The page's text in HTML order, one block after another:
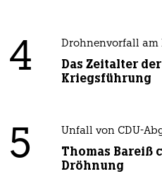
4 Drohnenvorfall am
Das Zeitalter
Kriegsführung
5 Unfall von CDU-
Thomas Bareiß
Dröhnung